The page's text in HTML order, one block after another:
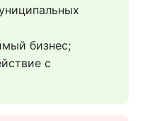
бизнес;
с